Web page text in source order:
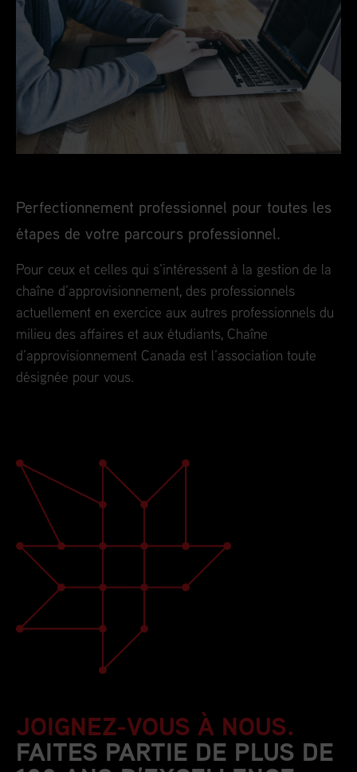
Perfectionnement professionnel pour toutes les
étapes de votre parcours professionnel.
Pour ceux et celles qui s’intéressent à la gestion de la
chaîne d’approvisionnement, des professionnels
actuellement en exercice aux autres professionnels du
milieu des affaires et aux étudiants, Chaîne
d’approvisionnement Canada est l’association toute
désignée pour vous.
JOIGNEZ-VOUS À NOUS.
FAITES PARTIE DE PLUS DE